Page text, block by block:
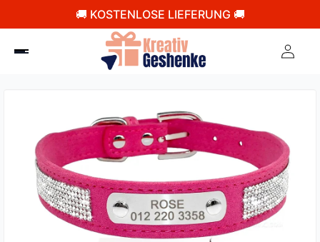
🚚 KOSTENLOSE LIEFERUNG 🚚